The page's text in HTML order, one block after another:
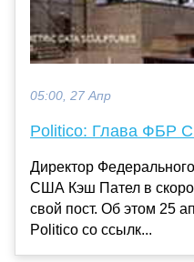
05:00, 27 Апр
Politico: Глава ФБР
Директор
США Кэш Пател в
свой пост. Об этом 25
Politico со ссылк...